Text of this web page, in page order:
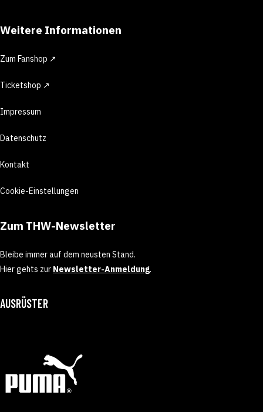
Weitere Informationen
Zum Fanshop ↗
Ticketshop ↗
Impressum
Datenschutz
Kontakt
Cookie-Einstellungen
Zum THW-Newsletter
Bleibe immer auf dem neusten Stand.
Hier gehts zur Newsletter-Anmeldung.
AUSRÜSTER